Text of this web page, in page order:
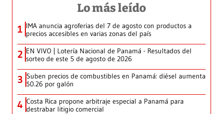
Lo más leído
1 IMA anuncia agroferias del 7 de agosto con productos a
precios accesibles en varias zonas del país
2 EN VIVO | Lotería Nacional de Panamá - Resultados del
sorteo de este 5 de agosto de 2026
3 Suben precios de combustibles en Panamá: diésel aumenta
$0.26 por galón
4 Costa Rica propone arbitraje especial a Panamá para
destrabar litigio comercial